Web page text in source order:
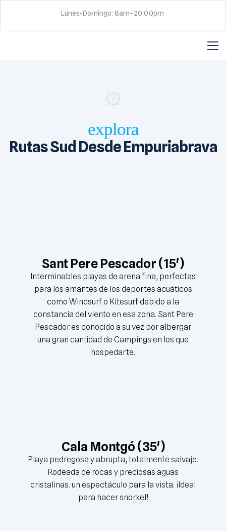
Lunes-Domingo: 8am–20:00pm
explora
Rutas Sud Desde Empuriabrava
Sant Pere Pescador (15')
Interminables playas de arena fina, perfectas
para los amantes de los deportes acuáticos
como Windsurf o Kitesurf debido a la
constancia del viento en esa zona. Sant Pere
Pescador es conocido a su vez por albergar
una gran cantidad de Campings en los que
hospedarte.
Cala Montgó (35')
Playa pedregosa y abrupta, totalmente salvaje.
Rodeada de rocas y preciosas aguas
cristalinas. un espectáculo para la vista. ¡Ideal
para hacer snorkel!